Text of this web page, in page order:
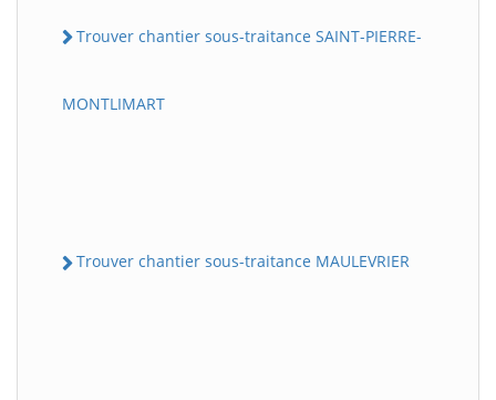
Trouver chantier sous-traitance SAINT-PIERRE-
MONTLIMART
Trouver chantier sous-traitance MAULEVRIER